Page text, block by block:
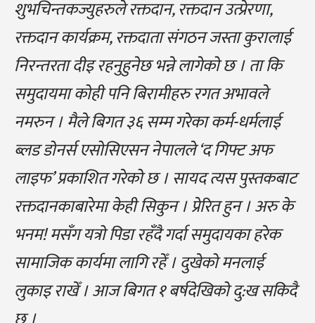
शुभचिन्तकज्युहरुले रक्तदान, रक्तदान उत्प्रेरणा,
रक्तदान कार्यक्रम, रक्तदाता संगठन जस्ता कुरालाई
निरन्तरता दीइ रहनुहुनेछ भन्ने लागेको छ । ता कि
समुदायमा कोही पनि बिरामीहरु रगत अभावले
नमरुन । मैले बिगत ३६ सम्म गरेका कर्म-धर्मलाई
ब्लड डोनर्स एसोसिएसन नेपालले ‘द गिफ्ट अफ
लाइफ’ प्रकाशित गरेको छ । सायद त्यस पुस्तकबाट
रक्तदानकाबारेमा केही सिकुन । प्रेरित हुन । अरु के
भनम! मसँग यत्रो पिडा रहँदै गर्दा समुदायका हरेक
सामाजिक कार्यमा लागि रहेँ । दुखेको मनलाई
लुकाइ राखेँ । आज बिगत १ बर्षदेखिको दु:ख सकिदै